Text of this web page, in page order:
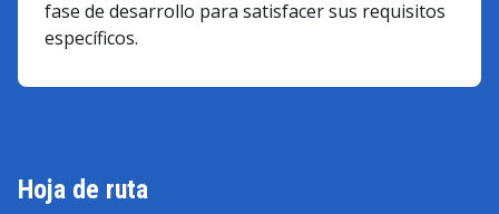
fase de desarrollo para satisfacer sus requisitos
específicos.
Hoja de ruta